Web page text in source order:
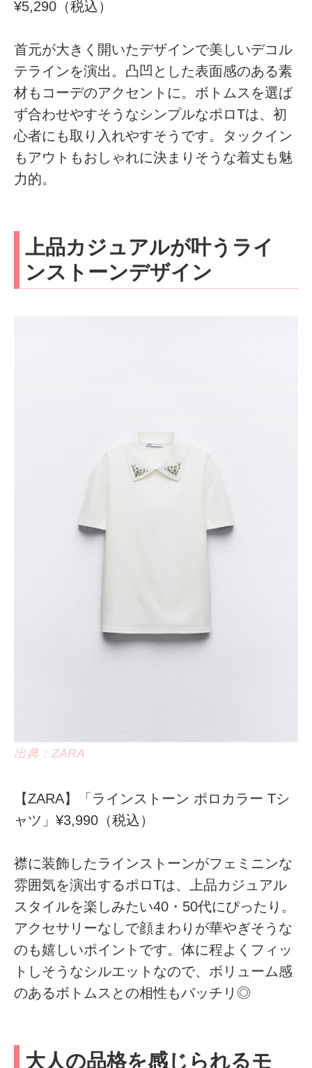
¥5,290（税込）
首元が大きく開いたデザインで美しいデコル
テラインを演出。凸凹とした表面感のある素
材もコーデのアクセントに。ボトムスを選ば
ず合わせやすそうなシンプルなポロTは、初
心者にも取り入れやすそうです。タックイン
もアウトもおしゃれに決まりそうな着丈も魅
力的。
上品カジュアルが叶うライ
ンストーンデザイン
出典：ZARA
【ZARA】「ラインストーン ポロカラー Tシ
ャツ」¥3,990（税込）
襟に装飾したラインストーンがフェミニンな
雰囲気を演出するポロTは、上品カジュアル
スタイルを楽しみたい40・50代にぴったり。
アクセサリーなしで顔まわりが華やぎそうな
のも嬉しいポイントです。体に程よくフィッ
トしそうなシルエットなので、ボリューム感
のあるボトムスとの相性もバッチリ◎
大人の品格を感じられるモ